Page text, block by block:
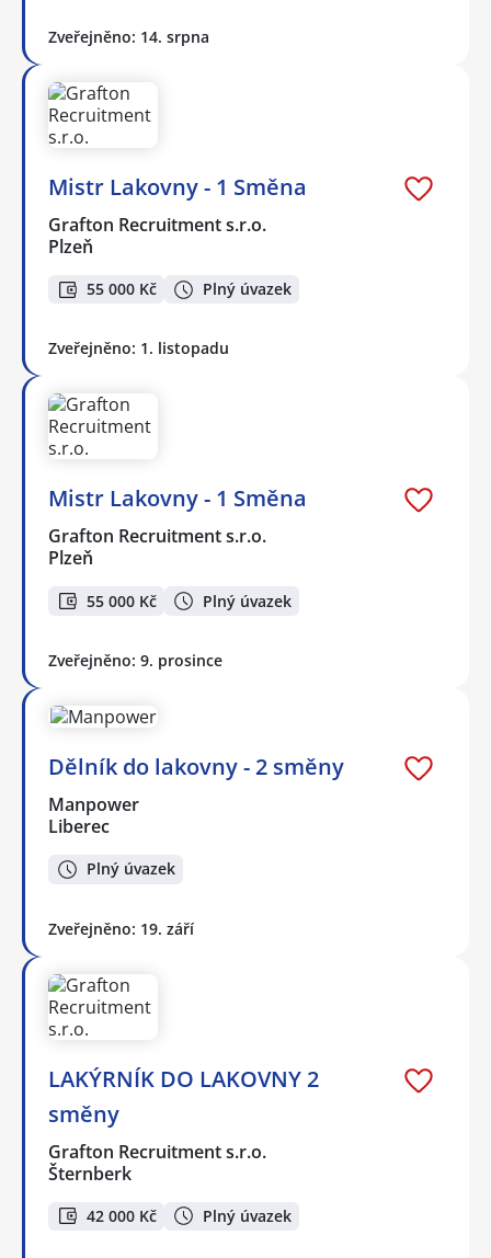
Zveřejněno: 14. srpna
Mistr Lakovny - 1 Směna
Grafton Recruitment s.r.o.
Plzeň
55 000 Kč Plný úvazek
Zveřejněno: 1. listopadu
Mistr Lakovny - 1 Směna
Grafton Recruitment s.r.o.
Plzeň
55 000 Kč Plný úvazek
Zveřejněno: 9. prosince
Dělník do lakovny - 2 směny
Manpower
Liberec
Plný úvazek
Zveřejněno: 19. září
LAKÝRNÍK DO LAKOVNY 2
směny
Grafton Recruitment s.r.o.
Šternberk
42 000 Kč Plný úvazek